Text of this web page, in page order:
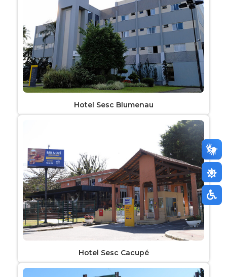
Hotel Sesc Blumenau
Hotel Sesc Cacupé